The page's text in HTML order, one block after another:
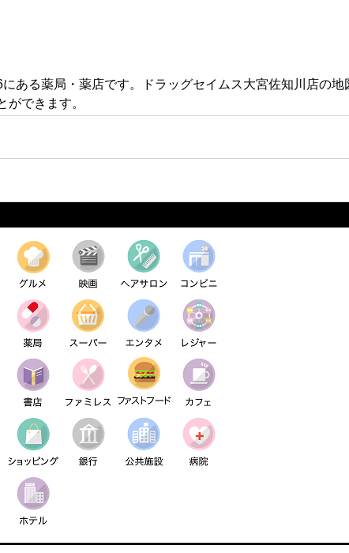
ある薬局・薬店です。ドラッグセイムス大宮佐知川店の
できます。